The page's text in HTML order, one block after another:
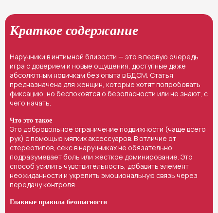
Краткое содержание
Наручники в интимной близости — это в первую очередь
игра с доверием и новые ощущения, доступные даже
абсолютным новичкам без опыта в БДСМ. Статья
предназначена для женщин, которые хотят попробовать
фиксацию, но беспокоятся о безопасности или не знают, с
чего начать.
Что это такое
Это добровольное ограничение подвижности (чаще всего
рук) с помощью мягких аксессуаров. В отличие от
стереотипов, секс в наручниках не обязательно
подразумевает боль или жёсткое доминирование. Это
способ усилить чувствительность, добавить элемент
неожиданности и укрепить эмоциональную связь через
передачу контроля.
Главные правила безопасности